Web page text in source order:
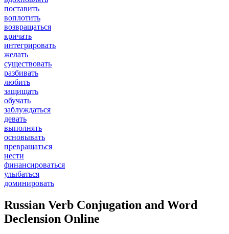
поставить
воплотить
возвращаться
кричать
интегрировать
желать
существовать
разбивать
любить
защищать
обучать
заблуждаться
девать
выполнять
основывать
превращаться
нести
финансироваться
улыбаться
доминировать
Russian Verb Conjugation and Word
Declension Online